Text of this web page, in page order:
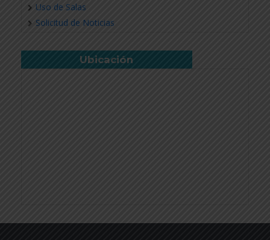
Uso de Salas
Solicitud de Noticias
Ubicación